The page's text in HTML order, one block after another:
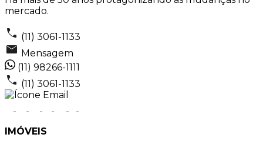
mercado.
(11) 3061-1133
Mensagem
(11) 98266-1111
(11) 3061-1133
IMÓVEIS